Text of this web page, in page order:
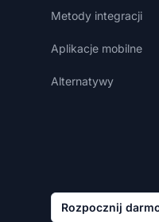
Metody integracji
Aplikacje mobilne
Alternatywy
Rozpocznij